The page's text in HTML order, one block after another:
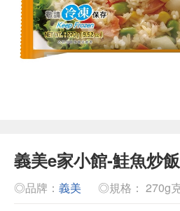
義美e家小館-鮭魚炒飯
◎品牌： 義美 ◎規格： 270g